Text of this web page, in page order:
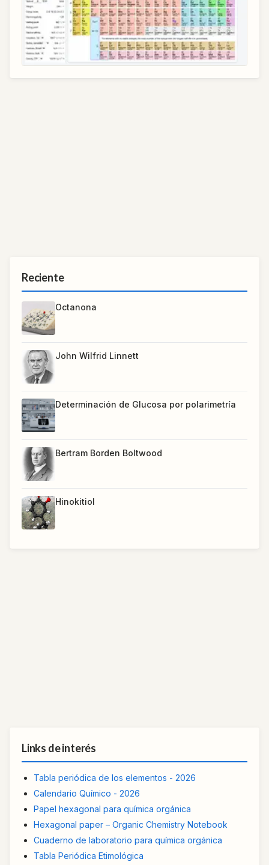
Reciente
Octanona
John Wilfrid Linnett
Determinación de Glucosa por polarimetría
Bertram Borden Boltwood
Hinokitiol
Links de interés
Tabla periódica de los elementos - 2026
Calendario Químico - 2026
Papel hexagonal para química orgánica
Hexagonal paper – Organic Chemistry Notebook
Cuaderno de laboratorio para química orgánica
Tabla Periódica Etimológica